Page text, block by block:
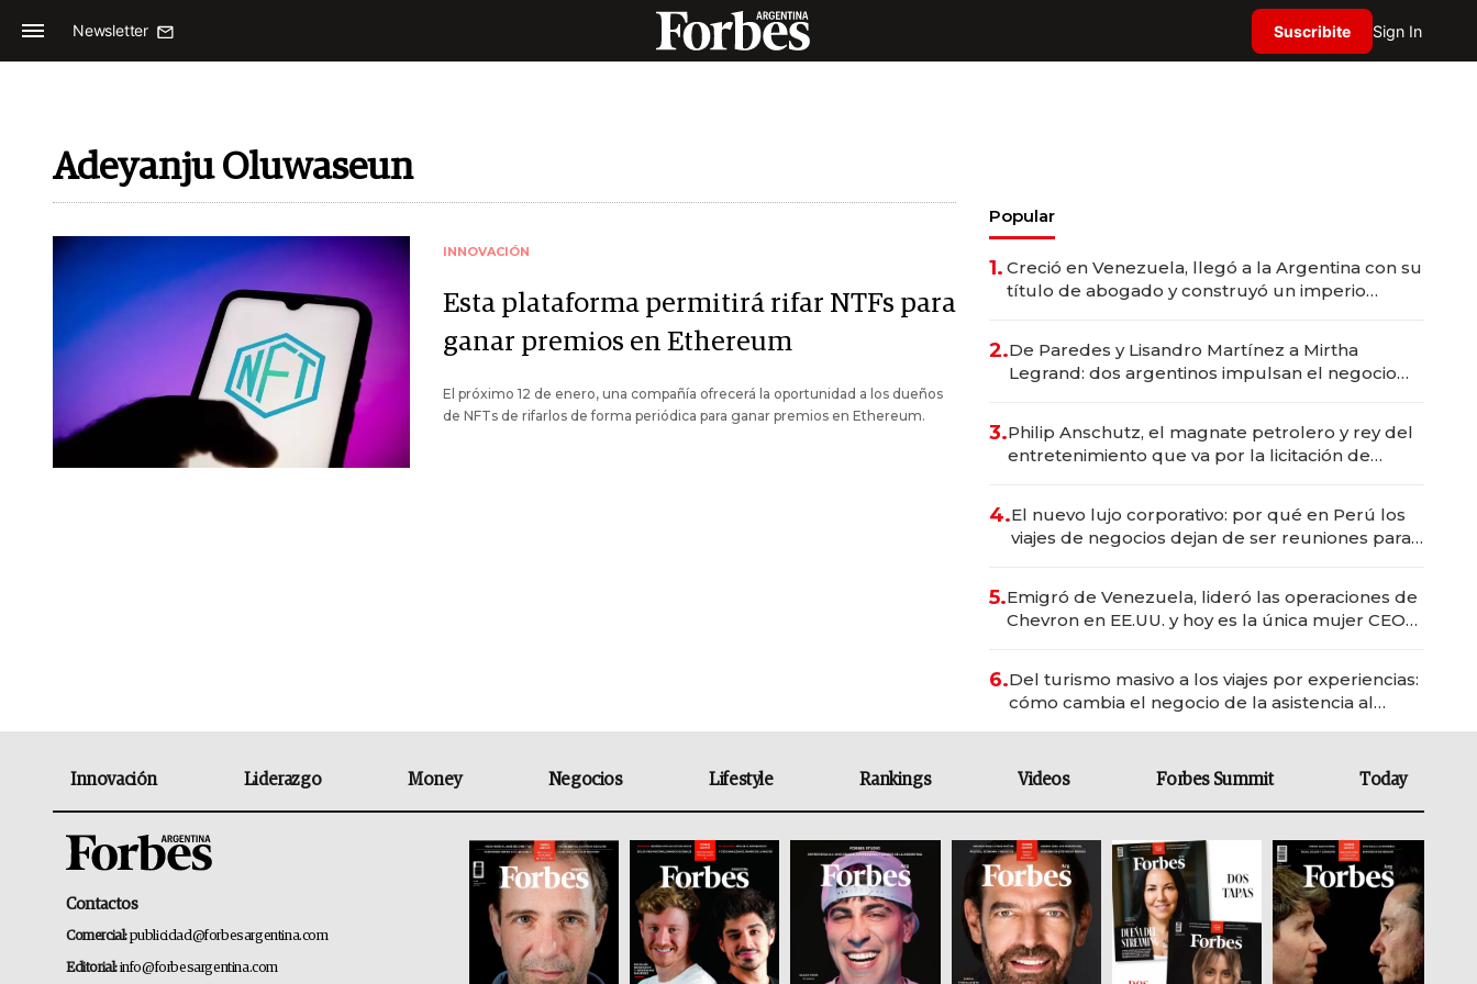
Newsletter Suscribite Sign In
Adeyanju Oluwaseun
INNOVACIÓN
Esta plataforma permitirá rifar NTFs para
ganar premios en Ethereum
El próximo 12 de enero, una compañía ofrecerá la oportunidad a los dueños
de NFTs de rifarlos de forma periódica para ganar premios en Ethereum.
Popular
1. Creció en Venezuela, llegó a la Argentina con su
título de abogado y construyó un imperio
2.De Paredes y Lisandro Martínez a Mirtha
Legrand: dos argentinos impulsan el negocio
3.Philip Anschutz, el magnate petrolero y rey del
entretenimiento que va por la licitación de
4.El nuevo lujo corporativo: por qué en Perú los
viajes de negocios dejan de ser reuniones para
5.Emigró de Venezuela, lideró las operaciones de
Chevron en EE.UU. y hoy es la única mujer CEO
6.Del turismo masivo a los viajes por experiencias:
cómo cambia el negocio de la asistencia al
Innovación Liderazgo Money Negocios Lifestyle Rankings Videos Forbes Summit Today
Contactos
Comercial:publicidad@forbesargentina.com
Editorial:info@forbesargentina.com